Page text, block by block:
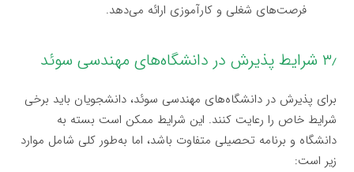
فرصت‌های شغلی و کارآموزی ارائه می‌دهد.
۳٫ شرایط پذیرش در دانشگاه‌های مهندسی سوئد
برای پذیرش در دانشگاه‌های مهندسی سوئد، دانشجویان باید برخی
شرایط خاص را رعایت کنند. این شرایط ممکن است بسته به
دانشگاه و برنامه تحصیلی متفاوت باشد، اما به‌طور کلی شامل موارد
زیر است: